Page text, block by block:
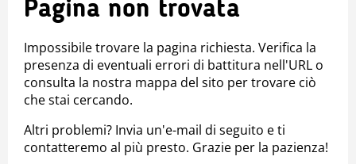
Pagina non trovata
Impossibile trovare la pagina richiesta. Verifica la
presenza di eventuali errori di battitura nell'URL o
consulta la nostra mappa del sito per trovare ciò
che stai cercando.
Altri problemi? Invia un'e-mail di seguito e ti
contatteremo al più presto. Grazie per la pazienza!